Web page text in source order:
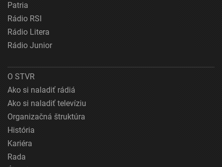
Patria
Rádio RSI
Rádio Litera
Rádio Junior
O STVR
Ako si naladiť rádiá
Ako si naladiť televíziu
Organizačná štruktúra
História
Kariéra
Rada